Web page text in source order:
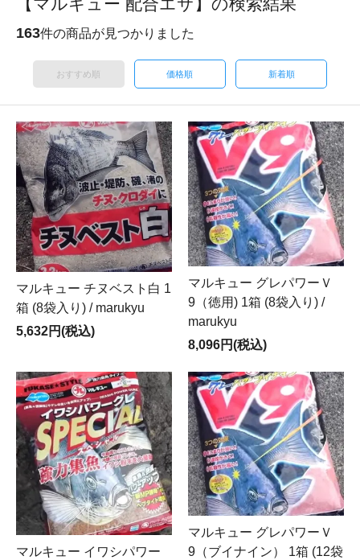
【マルキュー 配合エサ】の検索結果
163件の商品が見つかりました
おすすめ順 価格順 新着順
マルキュー チヌベスト白 1
箱 (8袋入り) / marukyu
5,632円(税込)
マルキュー グレパワーＶ
9（徳用) 1箱 (8袋入り) /
marukyu
8,096円(税込)
マルキュー イワシパワー
マルキュー グレパワーＶ
9（ブイナイン） 1箱 (12袋